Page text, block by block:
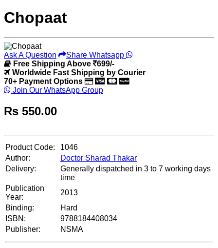
Chopaat
Ask A Question
Share Whatsapp
Free Shipping Above
699/-
Worldwide Fast Shipping by Courier
70+ Payment Options
Join Our WhatsApp Group
Rs 550.00
Product Code:
1046
Author:
Doctor Sharad Thakar
Delivery:
Generally dispatched in 3 to 7 working days
time
Publication
Year:
2013
Binding:
Hard
ISBN:
9788184408034
Publisher:
NSMA